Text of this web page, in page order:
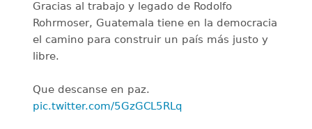
Gracias al trabajo y legado de Rodolfo
Rohrmoser, Guatemala tiene en la democracia
el camino para construir un país más justo y
libre.
Que descanse en paz.
pic.twitter.com/5GzGCL5RLq